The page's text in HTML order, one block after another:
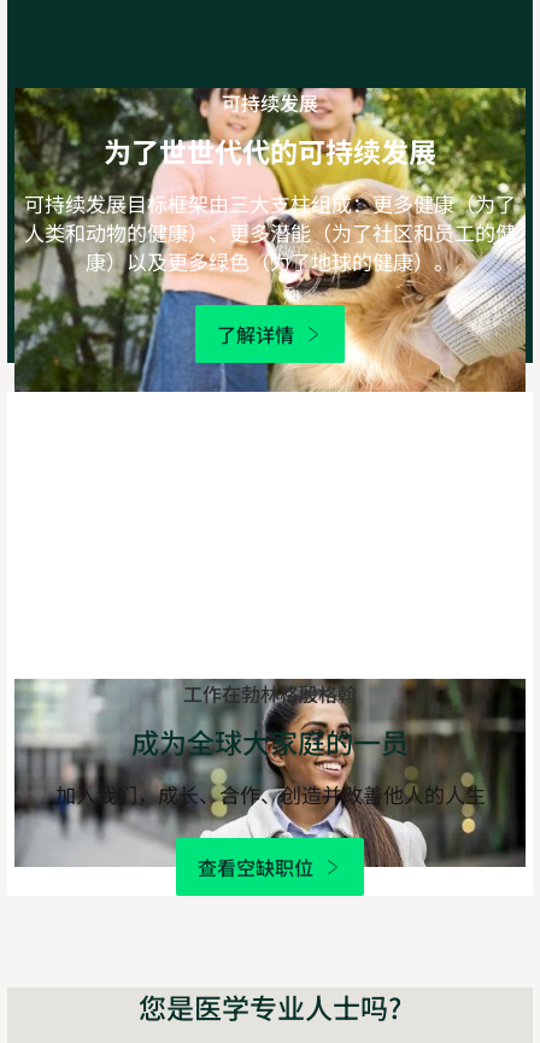
可持续发展
为了世世代代的可持续发展
可持续发展目标框架由三大支柱组成：更多健康（为了
人类和动物的健康）、更多潜能（为了社区和员工的健
康）以及更多绿色（为了地球的健康）。
了解详情
工作在勃林格殷格翰
成为全球大家庭的一员
加入我们，成长、合作、创造并改善他人的人生
查看空缺职位
您是医学专业人士吗?